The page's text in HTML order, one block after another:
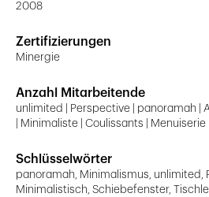
2008
Zertifizierungen
Minergie
Anzahl Mitarbeitende
unlimited | Perspective | panoramah |
| Minimaliste | Coulissants |
Schlüsselwörter
panoramah, Minimalismus, unlimited,
Minimalistisch, Schiebefenster,